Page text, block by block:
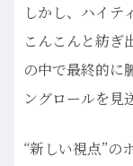
しかし、ハイテ
こんこんと紡ぎ
の中で最終的に
ングロールを見
“新しい視点”の